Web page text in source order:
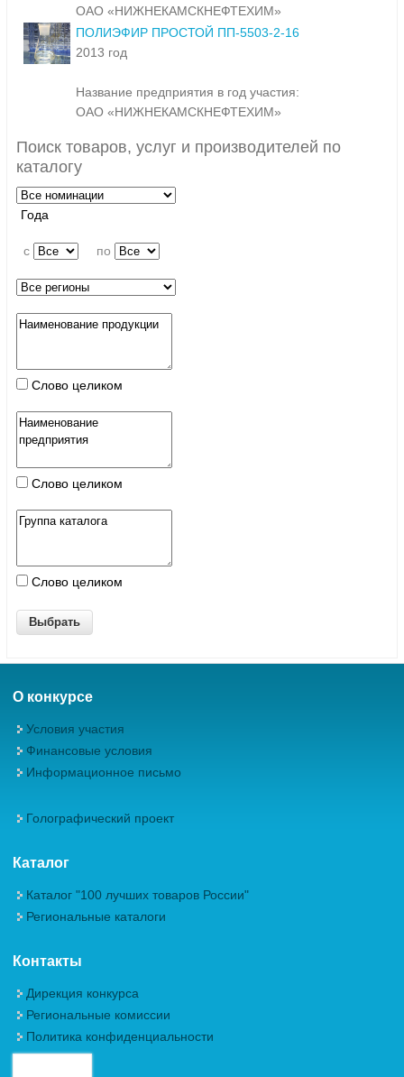
ОАО «НИЖНЕКАМСКНЕФТЕХИМ»
ПОЛИЭФИР ПРОСТОЙ ПП-5503-2-16
2013 год
Название предприятия в год участия:
ОАО «НИЖНЕКАМСКНЕФТЕХИМ»
Поиск товаров, услуг и производителей по
каталогу
Года
c по
Слово целиком
Слово целиком
Слово целиком
О конкурсе
Условия участия
Финансовые условия
Информационное письмо
Голографический проект
Каталог
Каталог "100 лучших товаров России"
Региональные каталоги
Контакты
Дирекция конкурса
Региональные комиссии
Политика конфиденциальности